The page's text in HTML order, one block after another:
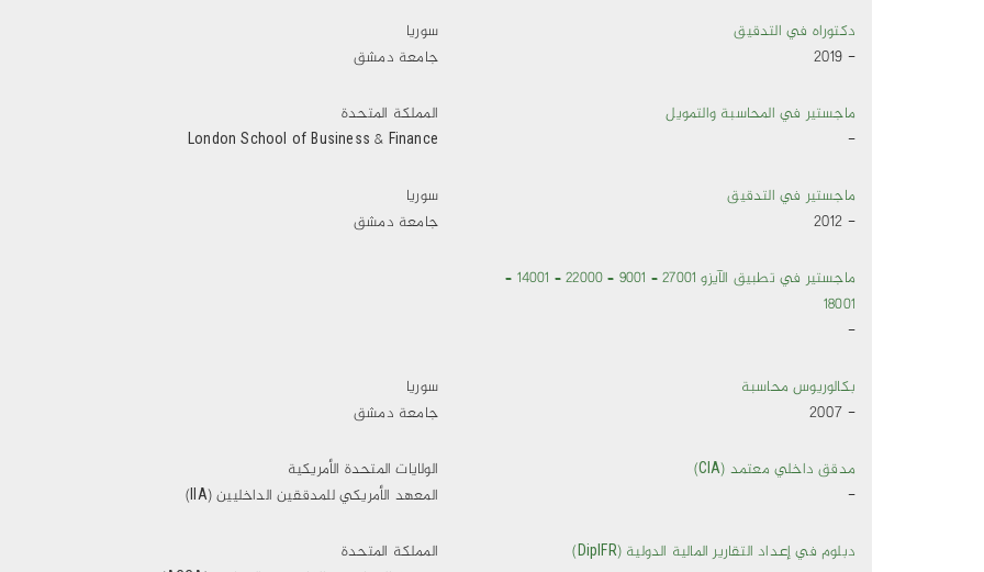
دكتوراه في التدقيق
- 2019
سوريا
جامعة دمشق
ماجستير في المحاسبة والتمويل
-
المملكة المتحدة
London School of Business & Finance
ماجستير في التدقيق
- 2012
سوريا
جامعة دمشق
ماجستير في تطبيق الآيزو 27001 – 9001 – 22000 – 14001 –
18001
-
بكالوريوس محاسبة
- 2007
سوريا
جامعة دمشق
مدقق داخلي معتمد (CIA)
-
الولايات المتحدة الأمريكية
المعهد الأمريكي للمدققين الداخليين (IIA)
دبلوم في إعداد التقارير المالية الدولية (DipIFR)
المملكة المتحدة